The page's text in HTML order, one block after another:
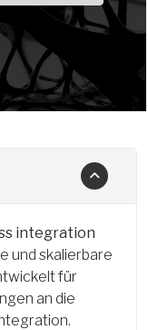
integration
und skalierbare
für
an die